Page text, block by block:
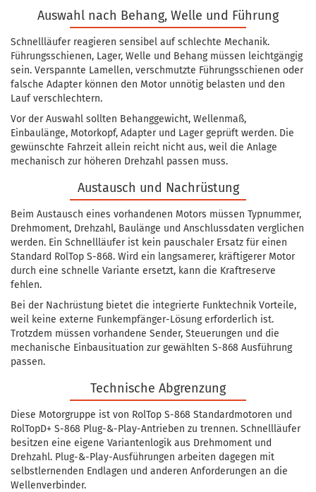
Auswahl nach Behang, Welle und Führung
Schnellläufer reagieren sensibel auf schlechte Mechanik.
Führungsschienen, Lager, Welle und Behang müssen leichtgängig
sein. Verspannte Lamellen, verschmutzte Führungsschienen oder
falsche Adapter können den Motor unnötig belasten und den
Lauf verschlechtern.
Vor der Auswahl sollten Behanggewicht, Wellenmaß,
Einbaulänge, Motorkopf, Adapter und Lager geprüft werden. Die
gewünschte Fahrzeit allein reicht nicht aus, weil die Anlage
mechanisch zur höheren Drehzahl passen muss.
Austausch und Nachrüstung
Beim Austausch eines vorhandenen Motors müssen Typnummer,
Drehmoment, Drehzahl, Baulänge und Anschlussdaten verglichen
werden. Ein Schnellläufer ist kein pauschaler Ersatz für einen
Standard RolTop S-868. Wird ein langsamerer, kräftigerer Motor
durch eine schnelle Variante ersetzt, kann die Kraftreserve
fehlen.
Bei der Nachrüstung bietet die integrierte Funktechnik Vorteile,
weil keine externe Funkempfänger-Lösung erforderlich ist.
Trotzdem müssen vorhandene Sender, Steuerungen und die
mechanische Einbausituation zur gewählten S-868 Ausführung
passen.
Technische Abgrenzung
Diese Motorgruppe ist von RolTop S-868 Standardmotoren und
RolTopD+ S-868 Plug-&-Play-Antrieben zu trennen. Schnellläufer
besitzen eine eigene Variantenlogik aus Drehmoment und
Drehzahl. Plug-&-Play-Ausführungen arbeiten dagegen mit
selbstlernenden Endlagen und anderen Anforderungen an die
Wellenverbinder.